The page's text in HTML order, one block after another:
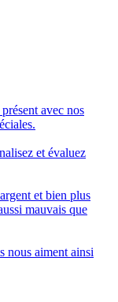
avec nos
et évaluez
et bien plus
mauvais que
nous aiment ainsi